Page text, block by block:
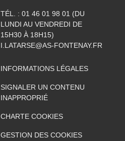
TÉL. : 01 46 01 98 01 (DU
LUNDI AU VENDREDI DE
15H30 À 18H15)
I.LATARSE@AS-FONTENAY.FR
INFORMATIONS LÉGALES
SIGNALER UN CONTENU
INAPPROPRIÉ
CHARTE COOKIES
GESTION DES COOKIES